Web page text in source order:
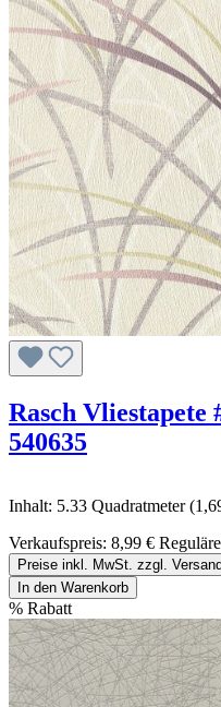
Rasch
540635
Inhalt: 5.33 Quadratmeter
Verkaufspreis: 8,99 €
Preise inkl. MwSt. zzgl.
In den Warenkorb
% Rabatt